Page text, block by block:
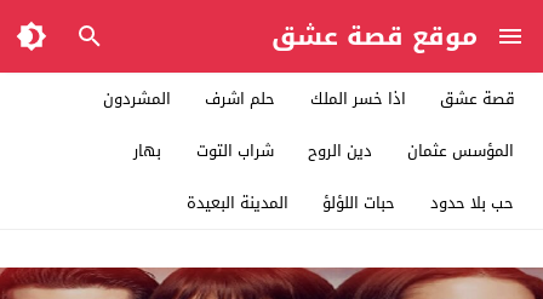
موقع قصة عشق
قصة عشق اذا خسر الملك حلم اشرف
المشردون
المؤسس عثمان
دين الروح شراب التوت
بهار
حب بلا حدود
حبات اللؤلؤ المدينة البعيدة